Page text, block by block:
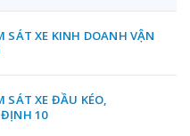
SÁT XE KINH DOANH VẬN
SÁT XE ĐẦU KÉO,
ĐỊNH 10